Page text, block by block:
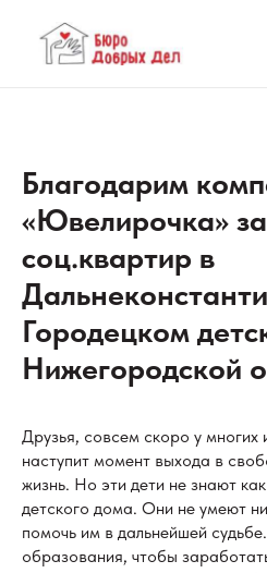
Благодарим
«Ювелирочка»
соц.квартир в
Городецком
Нижегородской
Друзья, совсем скоро у многих
наступит момент выхода в
жизнь. Но эти дети не знают
детского дома. Они не умеют
помочь им в дальнейшей
образования, чтобы